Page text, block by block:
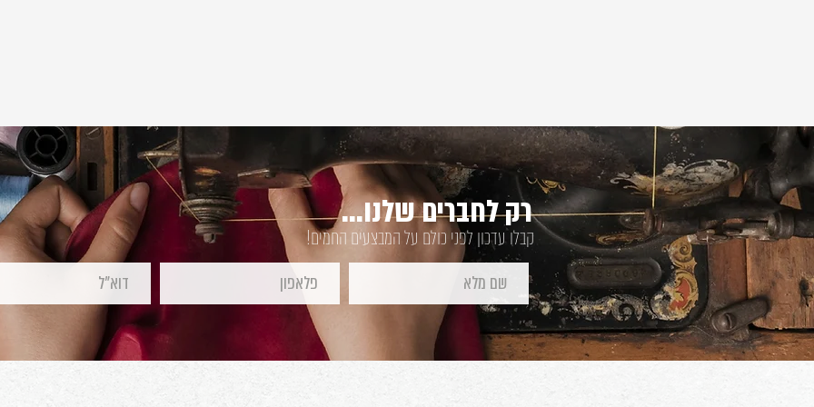
קבלו עדכון לפני כולם על המבצעים החמים!
רק לחברים שלנו...